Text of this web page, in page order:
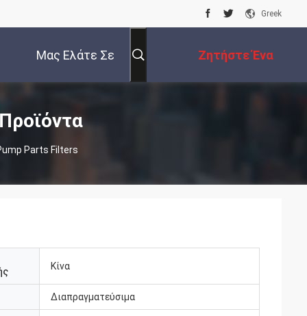
Greek
Μας Ελάτε Σε Ζητήστε Ένα
Απόσπασμα
Parts Filters
Κίνα
Διαπραγματεύσιμα